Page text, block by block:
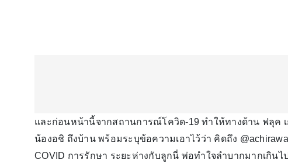
และก่อนหน้านี้จากสถานการณ์โควิด-19 ทำให้ทางด้าน ฟลุค
น้องอชิ ถึงบ้าน พร้อมระบุข้อความเอาไว้ว่า คิดถึง
COVID การรักษา ระยะห่างกับลูกนี่ พ่อทำใจลำบากมากเกินไ